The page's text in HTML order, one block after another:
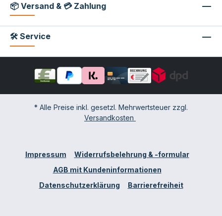
📦 Versand & 💳 Zahlung
🛠 Service
* Alle Preise inkl. gesetzl. Mehrwertsteuer zzgl.
Versandkosten
Impressum
Widerrufsbelehrung & -formular
AGB mit Kundeninformationen
Datenschutzerklärung
Barrierefreiheit